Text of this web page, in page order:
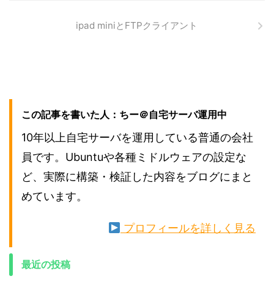
ipad miniとFTPクライアント
この記事を書いた人：ちー＠自宅サーバ運用中
10年以上自宅サーバを運用している普通の会社
員です。Ubuntuや各種ミドルウェアの設定な
ど、実際に構築・検証した内容をブログにまと
めています。
プロフィールを詳しく見る
最近の投稿